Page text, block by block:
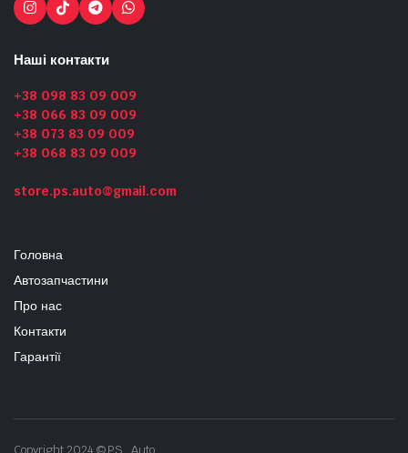
Наші контакти
+38 098 83 09 009
+38 066 83 09 009
+38 073 83 09 009
+38 068 83 09 009
store.ps.auto@gmail.com
Головна
Автозапчастини
Про нас
Контакти
Гарантії
Copyright 2024 © PS_Auto